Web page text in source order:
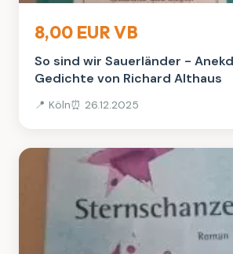
8,00 EUR VB
So sind wir Sauerländer -
Gedichte von Richard Althaus
📍 Köln⏰ 26.12.2025